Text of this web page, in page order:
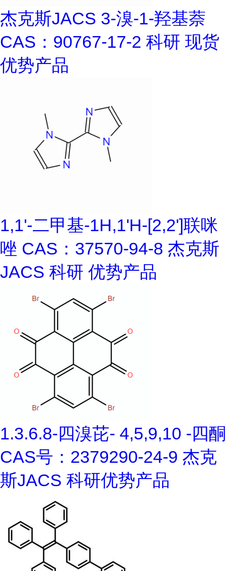
杰克斯JACS 3-溴-1-羟基萘
CAS：90767-17-2 科研 现货
优势产品
1,1'-二甲基-1H,1'H-[2,2']联咪
唑 CAS：37570-94-8 杰克斯
JACS 科研 优势产品
1.3.6.8-四溴芘- 4,5,9,10 -四酮
CAS号：2379290-24-9 杰克
斯JACS 科研优势产品